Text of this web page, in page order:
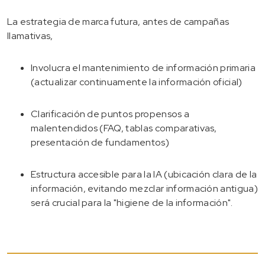
La estrategia de marca futura, antes de campañas
llamativas,
Involucra el mantenimiento de información primaria
(actualizar continuamente la información oficial)
Clarificación de puntos propensos a
malentendidos (FAQ, tablas comparativas,
presentación de fundamentos)
Estructura accesible para la IA (ubicación clara de la
información, evitando mezclar información antigua)
será crucial para la "higiene de la información".